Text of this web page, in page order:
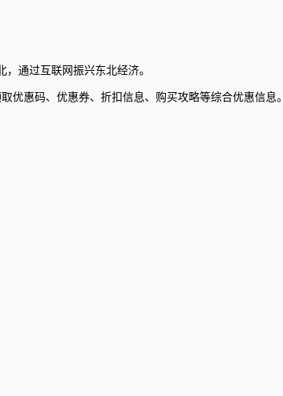
通过互联网振兴东北经济。
优惠码、优惠券、折扣信息、购买攻略等综合优惠信息。